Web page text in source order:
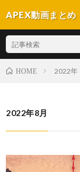
APEX動画まとめ
HOME 2022年
2022年8月